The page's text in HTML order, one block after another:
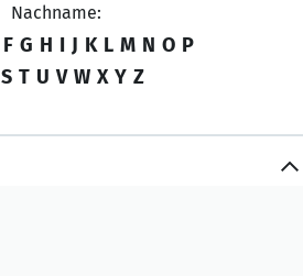
Nachname:
F G H I J K L M N O P
S T U V W X Y Z